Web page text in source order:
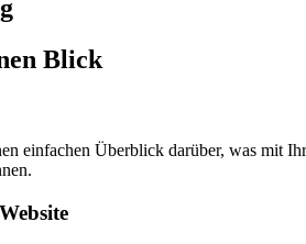
Blick
einfachen Überblick darüber, was mit